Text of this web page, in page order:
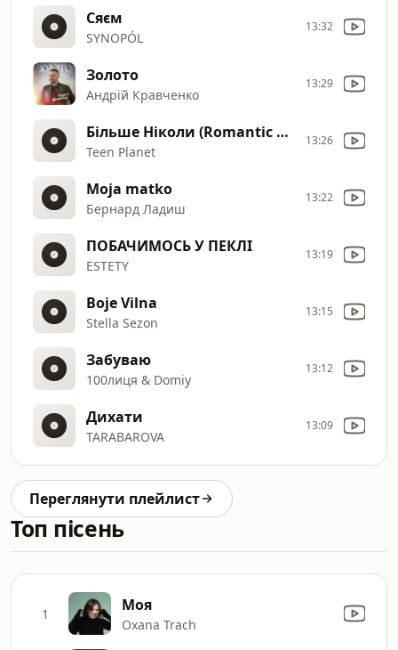
Сяєм
SYNOPÓL
13:32
Золото
Андрій Кравченко
13:29
Більше Ніколи (Romantic Remix)
Teen Planet
13:26
Moja matko
Бернард Ладиш
13:22
ПОБАЧИМОСЬ У ПЕКЛІ
ESTETY
13:19
Boje Vilna
Stella Sezon
13:15
Забуваю
100лиця & Domiy
13:12
Дихати
TARABAROVA
13:09
Переглянути плейлист
Топ пісень
1 Моя
Oxana Trach